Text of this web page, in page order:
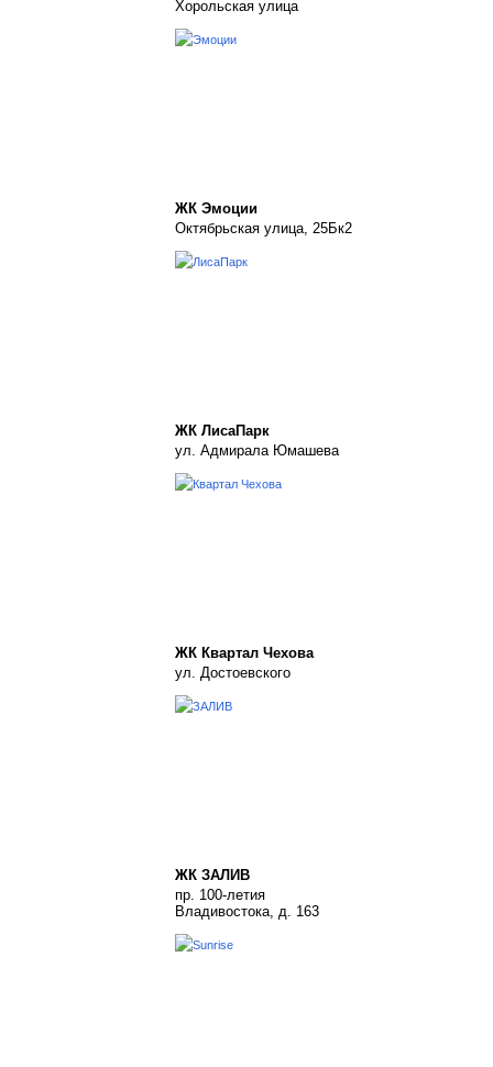
Хорольская улица
ЖК Эмоции
Октябрьская улица, 25Бк2
ЖК ЛисаПарк
ул. Адмирала Юмашева
ЖК Квартал Чехова
ул. Достоевского
ЖК ЗАЛИВ
пр. 100-летия
Владивостока, д. 163